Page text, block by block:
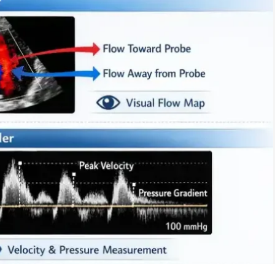
♨️گرفتگی عروق قلبی
💊درمان
🦵درمان واریس
🫁فشارخون ریوی
📋مدیریت درمان دارویی
🩸فشار خون
🔥درد قفسه سینه
🦠رماتیسم قلبی
💓تپش قلب
🍔چربی خون
😵سنکوپ
عارضه‌یابی